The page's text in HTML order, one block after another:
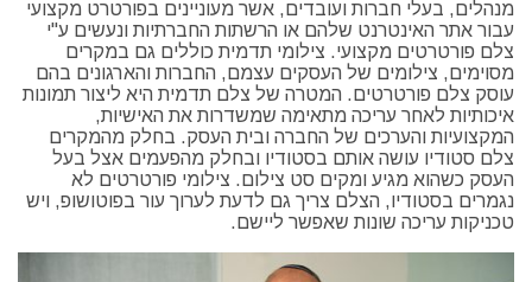
מנהלים, בעלי חברות ועובדים, אשר מעוניינים בפורטרט מקצועי
עבור אתר האינטרנט שלהם או הרשתות החברתיות ונעשים ע"י
צלם פורטרטים מקצועי. צילומי תדמית כוללים גם במקרים
מסוימים, צילומים של העסקים עצמם, החברות והארגונים בהם
עוסק צלם פורטרטים. המטרה של צלם תדמית היא ליצור תמונות
איכותיות לאחר עריכה מתאימה שמשדרות את האישיות,
המקצועיות והערכים של החברה ובית העסק. בחלק מהמקרים
צלם סטודיו עושה אותם בסטודיו ובחלק מהפעמים אצל בעל
העסק כשהוא מגיע ומקים סט צילום. צילומי פורטרטים לא
נגמרים בסטודיו, הצלם צריך גם לדעת לערוך עור בפוטושופ, ויש
טכניקות עריכה שונות שאפשר ליישם.